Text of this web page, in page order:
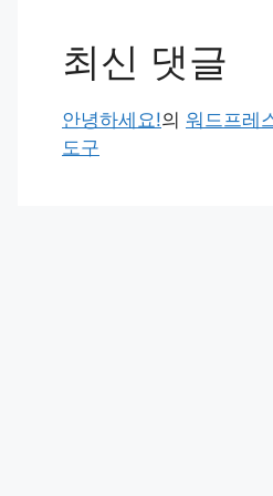
최신 댓글
안녕하세요!의 워드프레
도구